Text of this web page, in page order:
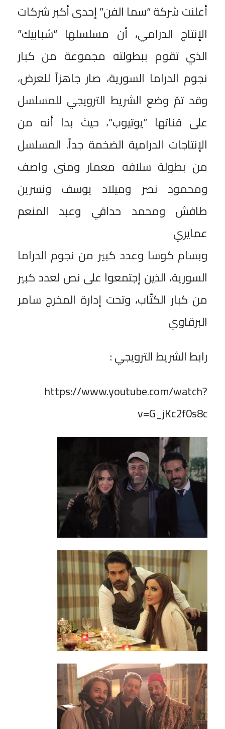
أعلنت شركة “سما الفن” إحدى أكبر شركات
الإنتاج الدرامي، أن مسلسلها “شبابيك”
الذي تقوم ببطولته مجموعة من كبار
نجوم الدراما السورية، صار جاهزاً للعرض،
وقد تمّ وضع الشريط الترويجي للمسلسل
على قناتها “يوتيوب”، حيث بدا أنه من
الإنتاجات الدرامية الضخمة جداً. المسلسل
من بطولة سلافه معمار ومنى واصف
ومحمود نصر وميلاد يوسف ونسرين
طافش ومحمد حداقي وعبد المنعم
عمايري
وبسام كوسا وعدد كبير من نجوم الدراما
السورية، الذين إجتمعوا على نص لعدد كبير
من كبار الكتّاب، وتحت إدارة المخرج سامر
البرقاوي
رابط الشريط الترويجي :
https://www.youtube.com/watch?
v=G_jKc2f0s8c